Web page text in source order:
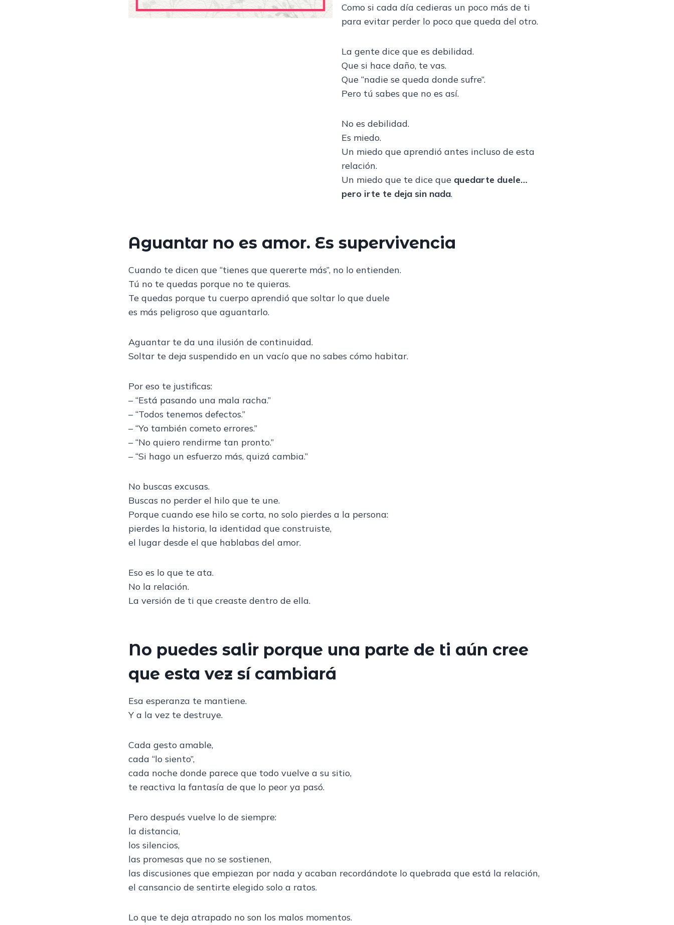
Como si cada día cedieras un poco más de ti
para evitar perder lo poco que queda del otro.
La gente dice que es debilidad.
Que si hace daño, te vas.
Que “nadie se queda donde sufre”.
Pero tú sabes que no es así.
No es debilidad.
Es miedo.
Un miedo que aprendió antes incluso de esta
relación.
Un miedo que te dice que quedarte duele…
pero irte te deja sin nada.
Aguantar no es amor. Es supervivencia
Cuando te dicen que “tienes que quererte más”, no lo entienden.
Tú no te quedas porque no te quieras.
Te quedas porque tu cuerpo aprendió que soltar lo que duele
es más peligroso que aguantarlo.
Aguantar te da una ilusión de continuidad.
Soltar te deja suspendido en un vacío que no sabes cómo habitar.
Por eso te justificas:
– “Está pasando una mala racha.”
– “Todos tenemos defectos.”
– “Yo también cometo errores.”
– “No quiero rendirme tan pronto.”
– “Si hago un esfuerzo más, quizá cambia.”
No buscas excusas.
Buscas no perder el hilo que te une.
Porque cuando ese hilo se corta, no solo pierdes a la persona:
pierdes la historia, la identidad que construiste,
el lugar desde el que hablabas del amor.
Eso es lo que te ata.
No la relación.
La versión de ti que creaste dentro de ella.
No puedes salir porque una parte de ti aún cree
que esta vez sí cambiará
Esa esperanza te mantiene.
Y a la vez te destruye.
Cada gesto amable,
cada “lo siento”,
cada noche donde parece que todo vuelve a su sitio,
te reactiva la fantasía de que lo peor ya pasó.
Pero después vuelve lo de siempre:
la distancia,
los silencios,
las promesas que no se sostienen,
las discusiones que empiezan por nada y acaban recordándote lo quebrada que está la relación,
el cansancio de sentirte elegido solo a ratos.
Lo que te deja atrapado no son los malos momentos.